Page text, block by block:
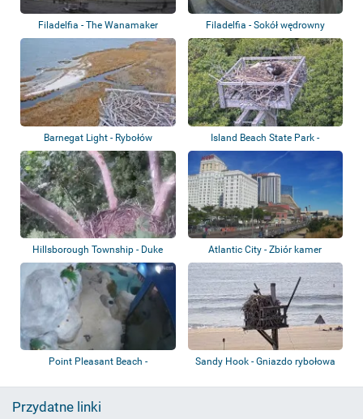
Filadelfia - The Wanamaker
Office Buildi...
Filadelfia - Sokół wędrowny
Barnegat Light - Rybołów
Island Beach State Park -
Rybołów
Hillsborough Township - Duke
Farms - Bie...
Atlantic City - Zbiór kamer
Point Pleasant Beach -
Sandy Hook - Gniazdo rybołowa
Przydatne linki